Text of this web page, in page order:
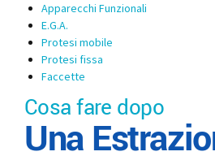
Apparecchi Funzionali
E.G.A.
Protesi mobile
Protesi fissa
Faccette
Cosa fare dopo
Una